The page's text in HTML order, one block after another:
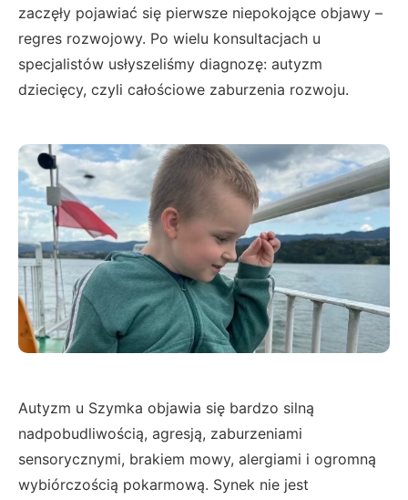
zaczęły pojawiać się pierwsze niepokojące objawy –
regres rozwojowy. Po wielu konsultacjach u
specjalistów usłyszeliśmy diagnozę: autyzm
dziecięcy, czyli całościowe zaburzenia rozwoju.
Autyzm u Szymka objawia się bardzo silną
nadpobudliwością, agresją, zaburzeniami
sensorycznymi, brakiem mowy, alergiami i ogromną
wybiórczością pokarmową. Synek nie jest